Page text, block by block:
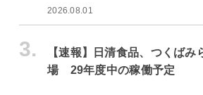
2026.08.01
3.
【速報】日清食品、つくばみ
場 29年度中の稼働予定